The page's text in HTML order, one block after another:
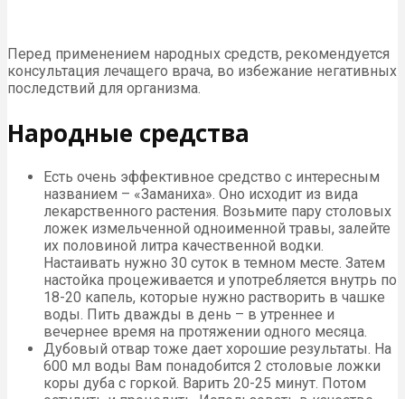
Перед применением народных средств, рекомендуется
консультация лечащего врача, во избежание негативных
последствий для организма.
Народные средства
Есть очень эффективное средство с интересным
названием – «Заманиха». Оно исходит из вида
лекарственного растения. Возьмите пару столовых
ложек измельченной одноименной травы, залейте
их половиной литра качественной водки.
Настаивать нужно 30 суток в темном месте. Затем
настойка процеживается и употребляется внутрь по
18-20 капель, которые нужно растворить в чашке
воды. Пить дважды в день – в утреннее и
вечернее время на протяжении одного месяца.
Дубовый отвар тоже дает хорошие результаты. На
600 мл воды Вам понадобится 2 столовые ложки
коры дуба с горкой. Варить 20-25 минут. Потом